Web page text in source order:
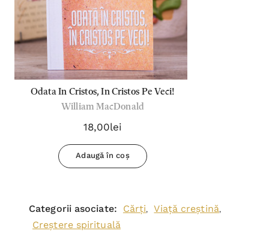
Odata In Cristos, In Cristos Pe Veci!
William MacDonald
18,00lei
Adaugă în coș
Categorii asociate: Cărți, Viață creștină,
Creștere spirituală